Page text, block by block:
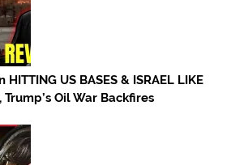
US BASES & ISRAEL LIKE
Trump’s Oil War Backfires